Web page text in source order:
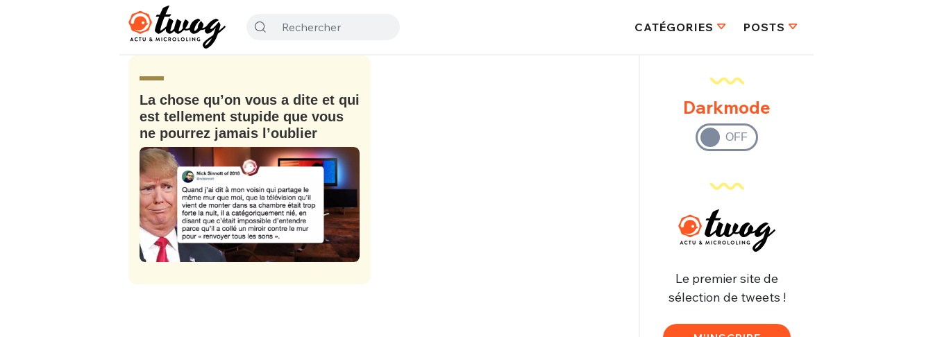
CATÉGORIES POSTS
La chose qu’on vous a dite et qui
est tellement stupide que vous
ne pourrez jamais l’oublier
Darkmode
Le premier site de
sélection de tweets !